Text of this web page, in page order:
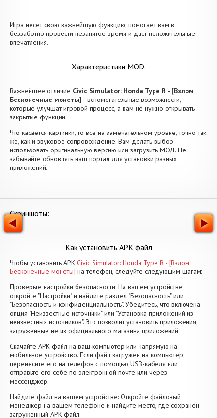
Игра несет свою важнейшую функцию, помогает вам в
беззаботно провести незанятое время и даст положительные
впечатления.
Характеристики MOD.
Важнейшее отличие Civic Simulator: Honda Type R - [Взлом
Бесконечные монеты] - вспомогательные возможности,
которые улучшат игровой процесс, а вам не нужно открывать
закрытые функции.
Что касается картинки, то все на замечательном уровне, точно так
же, как и звуковое сопровождение. Вам делать выбор -
использовать оригинальную версию или загрузить МОД. Не
забывайте обновлять наш портал для установки разных
приложений.
Скриншоты:
Как установить APK файл
Чтобы установить APK Civic Simulator: Honda Type R - [Взлом
Бесконечные монеты] на телефон, следуйте следующим шагам:
Проверьте настройки безопасности: На вашем устройстве
откройте "Настройки" и найдите раздел "Безопасность" или
"Безопасность и конфиденциальность". Убедитесь, что включена
опция "Неизвестные источники" или "Установка приложений из
неизвестных источников". Это позволит установить приложения,
загруженные не из официального магазина приложений.
Скачайте APK-файл на ваш компьютер или напрямую на
мобильное устройство. Если файл загружен на компьютер,
перенесите его на телефон с помощью USB-кабеля или
отправьте его себе по электронной почте или через
мессенджер.
Найдите файл на вашем устройстве: Откройте файловый
менеджер на вашем телефоне и найдите место, где сохранен
загруженный APK-файл.